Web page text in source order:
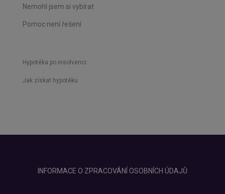
Nemohl jsem si vybírat
Pomoc není řešení
Hypotéka po insolvenci
Jak získat hypotéku
INFORMACE O ZPRACOVÁNÍ OSOBNÍCH ÚDAJŮ